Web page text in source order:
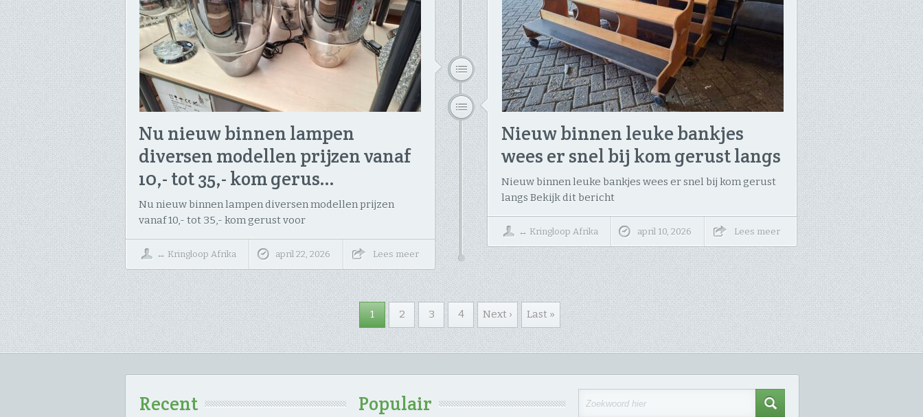
Nu nieuw binnen lampen
diversen modellen prijzen vanaf
10,- tot 35,- kom gerus…
Nu nieuw binnen lampen diversen modellen prijzen
vanaf 10,- tot 35,- kom gerust voor
↔ Kringloop Afrika april 22, 2026 Lees meer
Nieuw binnen leuke bankjes
wees er snel bij kom gerust langs
Nieuw binnen leuke bankjes wees er snel bij kom gerust
langs Bekijk dit bericht
↔ Kringloop Afrika april 10, 2026 Lees meer
1 2 3 4 Next › Last »
Recent Populair